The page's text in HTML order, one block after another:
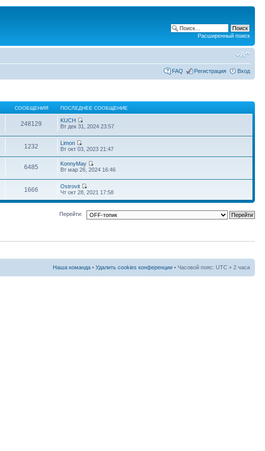
Расширенный поиск
FAQ Регистрация Вход
СООБЩЕНИЯ ПОСЛЕДНЕЕ СООБЩЕНИЕ
248129
KUCH
Вт дек 31, 2024 23:57
1232
Limon
Вт окт 03, 2023 21:47
6485
KonnyMay
Вт мар 26, 2024 16:46
1666
Ostrovit
Чт окт 28, 2021 17:58
Перейти:
Наша команда • Удалить cookies конференции • Часовой пояс: UTC + 2 часа